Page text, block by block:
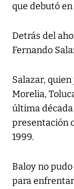
que debutó
Detrás del
Fernando
Salazar,
Morelia,
última década
presentación
1999.
Baloy no
para